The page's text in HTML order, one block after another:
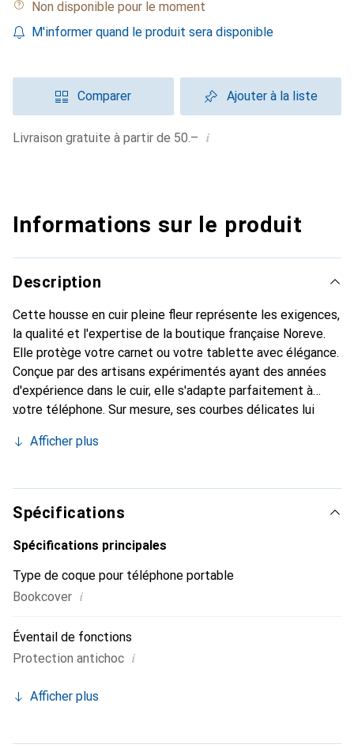
Non disponible pour le moment
M'informer quand le produit sera disponible
Comparer Ajouter à la liste
Livraison gratuite à partir de 50.– i
Informations sur le produit
Description
Cette housse en cuir pleine fleur représente les exigences,
la qualité et l'expertise de la boutique française Noreve.
Elle protège votre carnet ou votre tablette avec élégance.
Conçue par des artisans expérimentés ayant des années
d'expérience dans le cuir, elle s'adapte parfaitement à
votre téléphone. Sur mesure, ses courbes délicates lui
l'accessoire chic et indispensable pour votre carnet ou
produits de haute qualité, la marque Noreve est un choix
fiable pour une clientèle exigeante.
Afficher plus
Spécifications
Spécifications principales
Type de coque pour téléphone portable
Bookcover i
Éventail de fonctions
Protection antichoc i
Afficher plus